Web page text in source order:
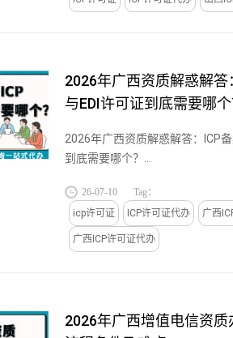
2026年广西资质解惑解答
与EDI许可证到底需要哪
2026年广西资质解惑解答：ICP
到底需要哪个？...
26-07-10
Tag：
icp许可证
ICP许可证代办 广西
广西ICP许可证代办
2026年广西增值电信资